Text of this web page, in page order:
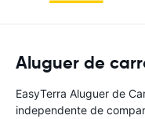
Aluguer de
EasyTerra Aluguer de
independente de